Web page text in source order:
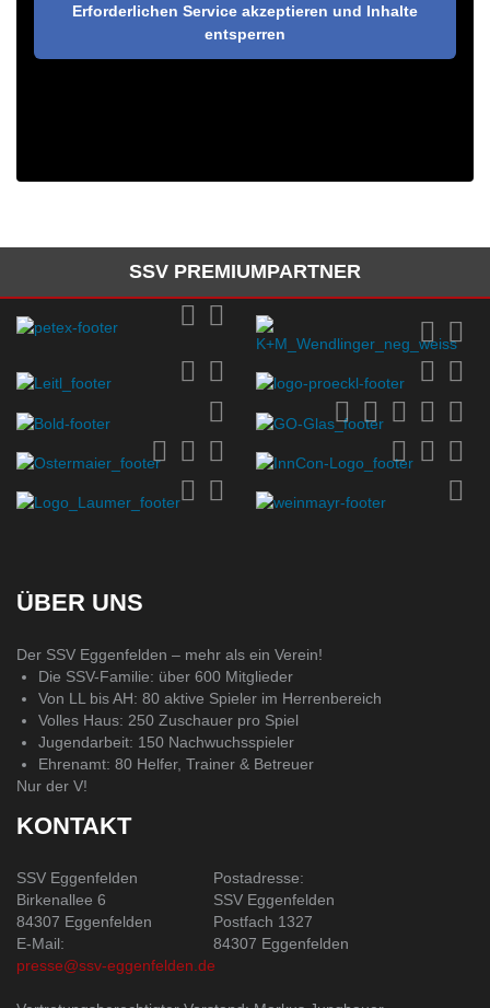
Erforderlichen Service akzeptieren und Inhalte
entsperren
SSV PREMIUMPARTNER
ÜBER UNS
Der SSV Eggenfelden – mehr als ein Verein!
Die SSV-Familie: über 600 Mitglieder
Von LL bis AH: 80 aktive Spieler im Herrenbereich
Volles Haus: 250 Zuschauer pro Spiel
Jugendarbeit: 150 Nachwuchsspieler
Ehrenamt: 80 Helfer, Trainer & Betreuer
Nur der V!
KONTAKT
SSV Eggenfelden
Birkenallee 6
84307 Eggenfelden
E-Mail:
presse@ssv-eggenfelden.de
Postadresse:
SSV Eggenfelden
Postfach 1327
84307 Eggenfelden